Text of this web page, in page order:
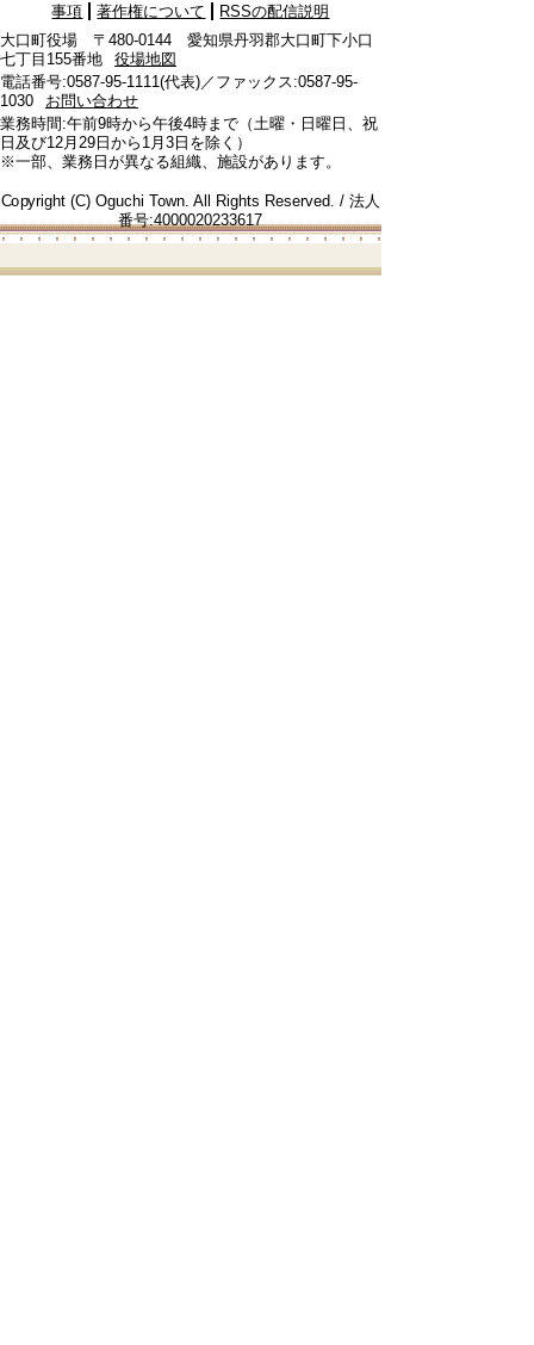
事項
著作権について
RSSの配信説明
大口町役場 〒480-0144 愛知県丹羽郡大口町下小口
七丁目155番地
役場地図
電話番号:0587-95-1111(代表)／ファックス:0587-95-
1030
お問い合わせ
業務時間:午前9時から午後4時まで（土曜・日曜日、祝
日及び12月29日から1月3日を除く）
※一部、業務日が異なる組織、施設があります。
Copyright (C) Oguchi Town. All Rights Reserved. / 法人
番号:4000020233617